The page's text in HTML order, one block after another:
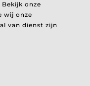
onze
wij onze
van dienst zijn